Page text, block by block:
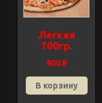
Легкая
700гр.
900₽
В корзину